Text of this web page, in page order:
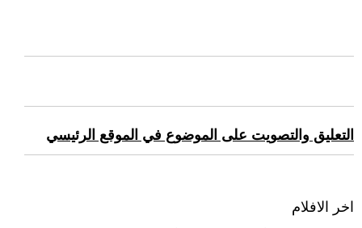
التعليق والتصويت على الموضوع في الموقع الرئيسي
اخر الافلام